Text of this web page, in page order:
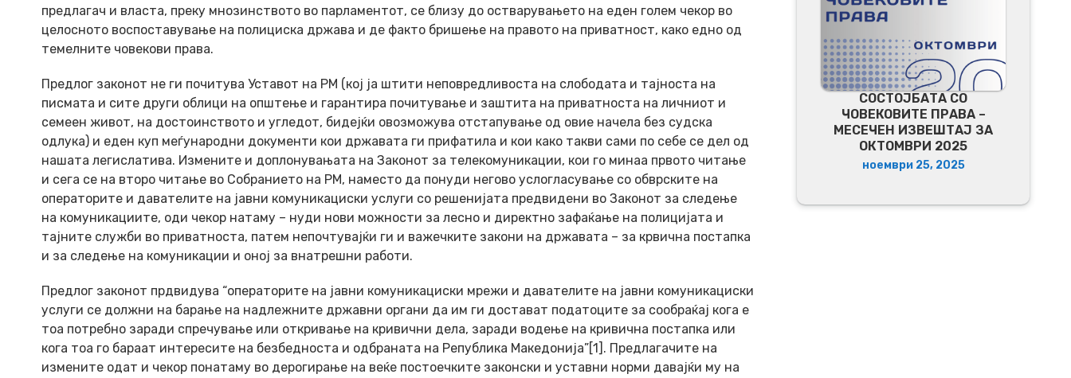
предлагач и власта, преку мнозинството во парламентот, се близу до остварувањето на еден голем чекор во
целосното воспоставување на полициска држава и де факто бришење на правото на приватност, како едно од
темелните човекови права.
Предлог законот не ги почитува Уставот на РМ (кој ја штити неповредливоста на слободата и тајноста на
писмата и сите други облици на општење и гарантира почитување и заштита на приватноста на личниот и
семеен живот, на достоинството и угледот, бидејќи овозможува отстапување од овие начела без судска
одлука) и еден куп меѓународни документи кои државата ги прифатила и кои како такви сами по себе се дел од
нашата легислатива. Измените и доплонувањата на Законот за телекомуникации, кои го минаа првото читање
и сега се на второ читање во Собранието на РМ, наместо да понуди негово услогласување со обврските на
операторите и давателите на јавни комуникациски услуги со решенијата предвидени во Законот за следење
на комуникациите, оди чекор натаму – нуди нови можности за лесно и директно зафаќање на полицијата и
тајните служби во приватноста, патем непочтувајќи ги и важечките закони на државата – за крвична постапка
и за следење на комуникации и оној за внатрешни работи.
Предлог законот прдвидува “операторите на јавни комуникациски мрежи и давателите на јавни комуникациски
услуги се должни на барање на надлежните државни органи да им ги достават податоците за сообраќај кога е
тоа потребно заради спречување или откривање на кривични дела, заради водење на кривична постапка или
кога тоа го бараат интересите на безбедноста и одбраната на Република Македонија”[1]. Предлагачите на
измените одат и чекор понатаму во дерогирање на веќе постоечките законски и уставни норми давајќи му на
СОСТОЈБАТА СО
ЧОВЕКОВИТЕ ПРАВА –
МЕСЕЧЕН ИЗВЕШТАЈ ЗА
ОКТОМВРИ 2025
ноември 25, 2025